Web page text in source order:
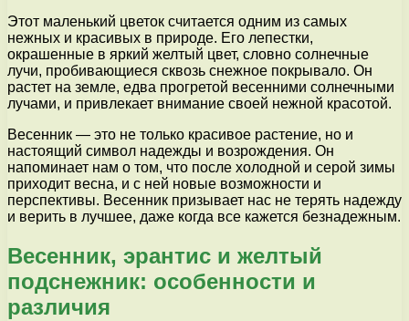
Этот маленький цветок считается одним из самых
нежных и красивых в природе. Его лепестки,
окрашенные в яркий желтый цвет, словно солнечные
лучи, пробивающиеся сквозь снежное покрывало. Он
растет на земле, едва прогретой весенними солнечными
лучами, и привлекает внимание своей нежной красотой.
Весенник — это не только красивое растение, но и
настоящий символ надежды и возрождения. Он
напоминает нам о том, что после холодной и серой зимы
приходит весна, и с ней новые возможности и
перспективы. Весенник призывает нас не терять надежду
и верить в лучшее, даже когда все кажется безнадежным.
Весенник, эрантис и желтый
подснежник: особенности и
различия